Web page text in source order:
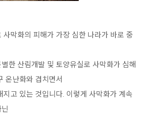
사막화의 피해가 가장 심한 나라가 바로 중
한 산림개발 및 토양유실로 사막화가 심해
온난화와 겹치면서
지고 있는 것입니다. 이렇게 사막화가 계속